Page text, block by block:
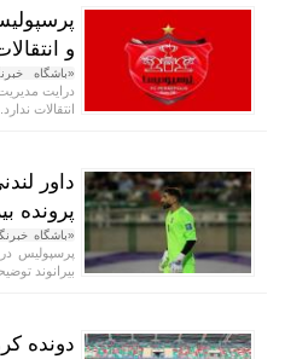
و
«باشگاه
درایت
انتقالات ندارد.
داور
پرونده
«باشگاه
پرسپولیس
بیرانوند